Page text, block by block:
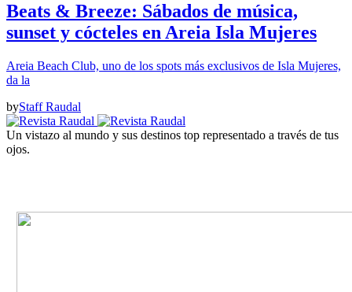
Beats & Breeze: Sábados de música,
sunset y cócteles en Areia Isla Mujeres
Areia Beach Club, uno de los spots más exclusivos de Isla Mujeres,
da la
byStaff Raudal
Un vistazo al mundo y sus destinos top representado a través de tus
ojos.